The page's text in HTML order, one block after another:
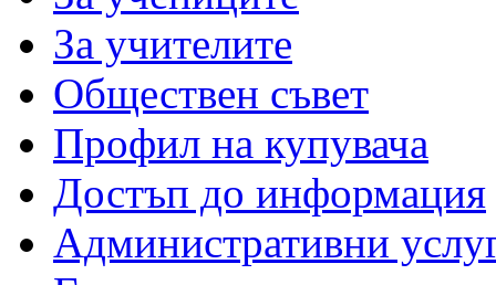
За учителите
Обществен съвет
Профил на купувача
Достъп до информация
Административни